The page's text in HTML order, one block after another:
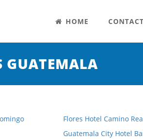
HOME CONTACT
GUATEMALA
Flores Hotel Camino
Guatemala City Hotel